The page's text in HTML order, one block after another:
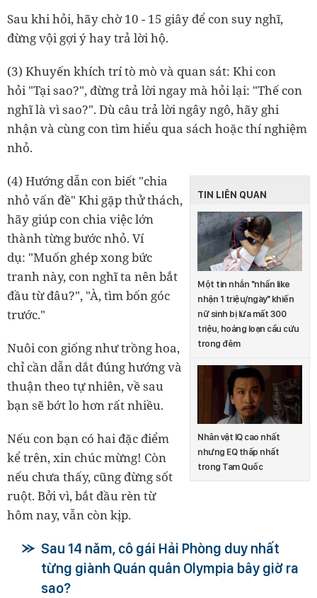
Sau khi hỏi, hãy chờ 10 - 15 giây để con suy nghĩ,
đừng vội gợi ý hay trả lời hộ.
(3) Khuyến khích trí tò mò và quan sát: Khi con
hỏi "Tại sao?", đừng trả lời ngay mà hỏi lại: "Thế con
nghĩ là vì sao?". Dù câu trả lời ngây ngô, hãy ghi
nhận và cùng con tìm hiểu qua sách hoặc thí nghiệm
nhỏ.
TIN LIÊN QUAN
Một tin nhắn "nhấn like
nhận 1 triệu/ngày" khiến
nữ sinh bị lừa mất 300
triệu, hoảng loạn cầu cứu
trong đêm
Nhân vật IQ cao nhất
nhưng EQ thấp nhất
trong Tam Quốc
(4) Hướng dẫn con biết "chia
nhỏ vấn đề" Khi gặp thử thách,
hãy giúp con chia việc lớn
thành từng bước nhỏ. Ví
dụ: "Muốn ghép xong bức
tranh này, con nghĩ ta nên bắt
đầu từ đâu?", "À, tìm bốn góc
trước."
Nuôi con giống như trồng hoa,
chỉ cần dẫn dắt đúng hướng và
thuận theo tự nhiên, về sau
bạn sẽ bớt lo hơn rất nhiều.
Nếu con bạn có hai đặc điểm
kể trên, xin chúc mừng! Còn
nếu chưa thấy, cũng đừng sốt
ruột. Bởi vì, bắt đầu rèn từ
hôm nay, vẫn còn kịp.
Sau 14 năm, cô gái Hải Phòng duy nhất
từng giành Quán quân Olympia bây giờ ra
sao?